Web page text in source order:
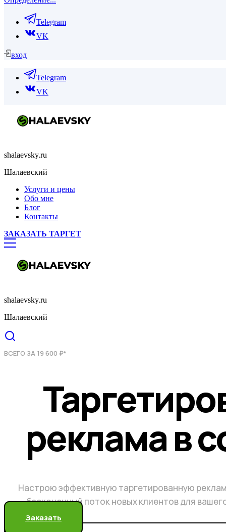
Telegram
VK
вход
Telegram
VK
shalaevsky.ru
Шалаевский
Услуги и цены
Обо мне
Блог
Контакты
ЗАКАЗАТЬ ТАРГЕТ
shalaevsky.ru
Шалаевский
ВСЕГО ЗА 19 600 ₽*
реклама в
Настрою эффективную таргетированную
бесконечный поток новых клиентов для
Заказать